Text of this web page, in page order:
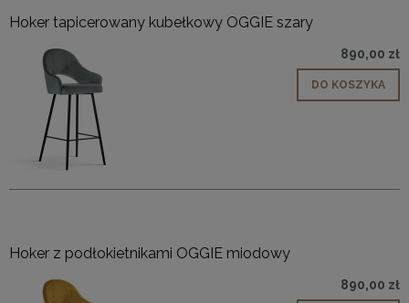
Hoker tapicerowany kubełkowy OGGIE szary
890,00 zł
DO KOSZYKA
Hoker z podłokietnikami OGGIE miodowy
890,00 zł